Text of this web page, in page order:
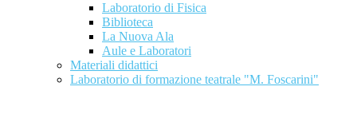
Laboratorio di Fisica
Biblioteca
La Nuova Ala
Aule e Laboratori
Materiali didattici
Laboratorio di formazione teatrale "M. Foscarini"